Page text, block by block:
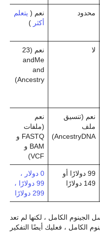
محدود نعم ( يتعلم
أكثر )
لا
نعم (23
andMe
and
Ancestry)
نعم (تنسيق
ملف
AncestryDNA)
نعم
(ملفات
FASTQ و
BAM و
VCF)
99 دولارًا أو
149 دولارًا
0 دولار ،
99 دولارًا ،
299 دولارًا
الجينوم الكامل ، لكنها لم تعد
الكامل ، فعليك أيضًا التفكير